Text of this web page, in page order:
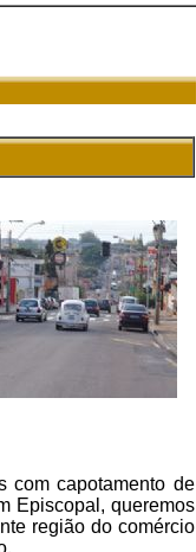
com capotamento de
Episcopal, queremos
região do comércio